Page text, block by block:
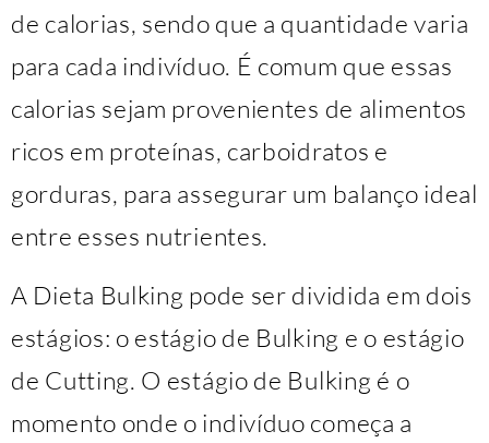
de calorias, sendo que a quantidade varia
para cada indivíduo. É comum que essas
calorias sejam provenientes de alimentos
ricos em proteínas, carboidratos e
gorduras, para assegurar um balanço ideal
entre esses nutrientes.
A Dieta Bulking pode ser dividida em dois
estágios: o estágio de Bulking e o estágio
de Cutting. O estágio de Bulking é o
momento onde o indivíduo começa a